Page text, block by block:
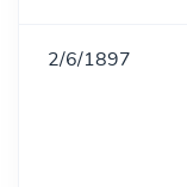
2/6/1897